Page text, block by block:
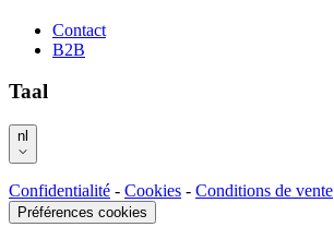
Contact
B2B
Taal
nl
Confidentialité - Cookies - Conditions de vente
Préférences cookies